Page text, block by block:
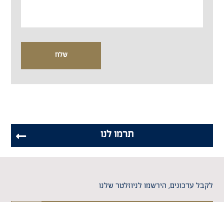
תרמו לנו
לקבל עדכונים, הירשמו לניוזלטר שלנו